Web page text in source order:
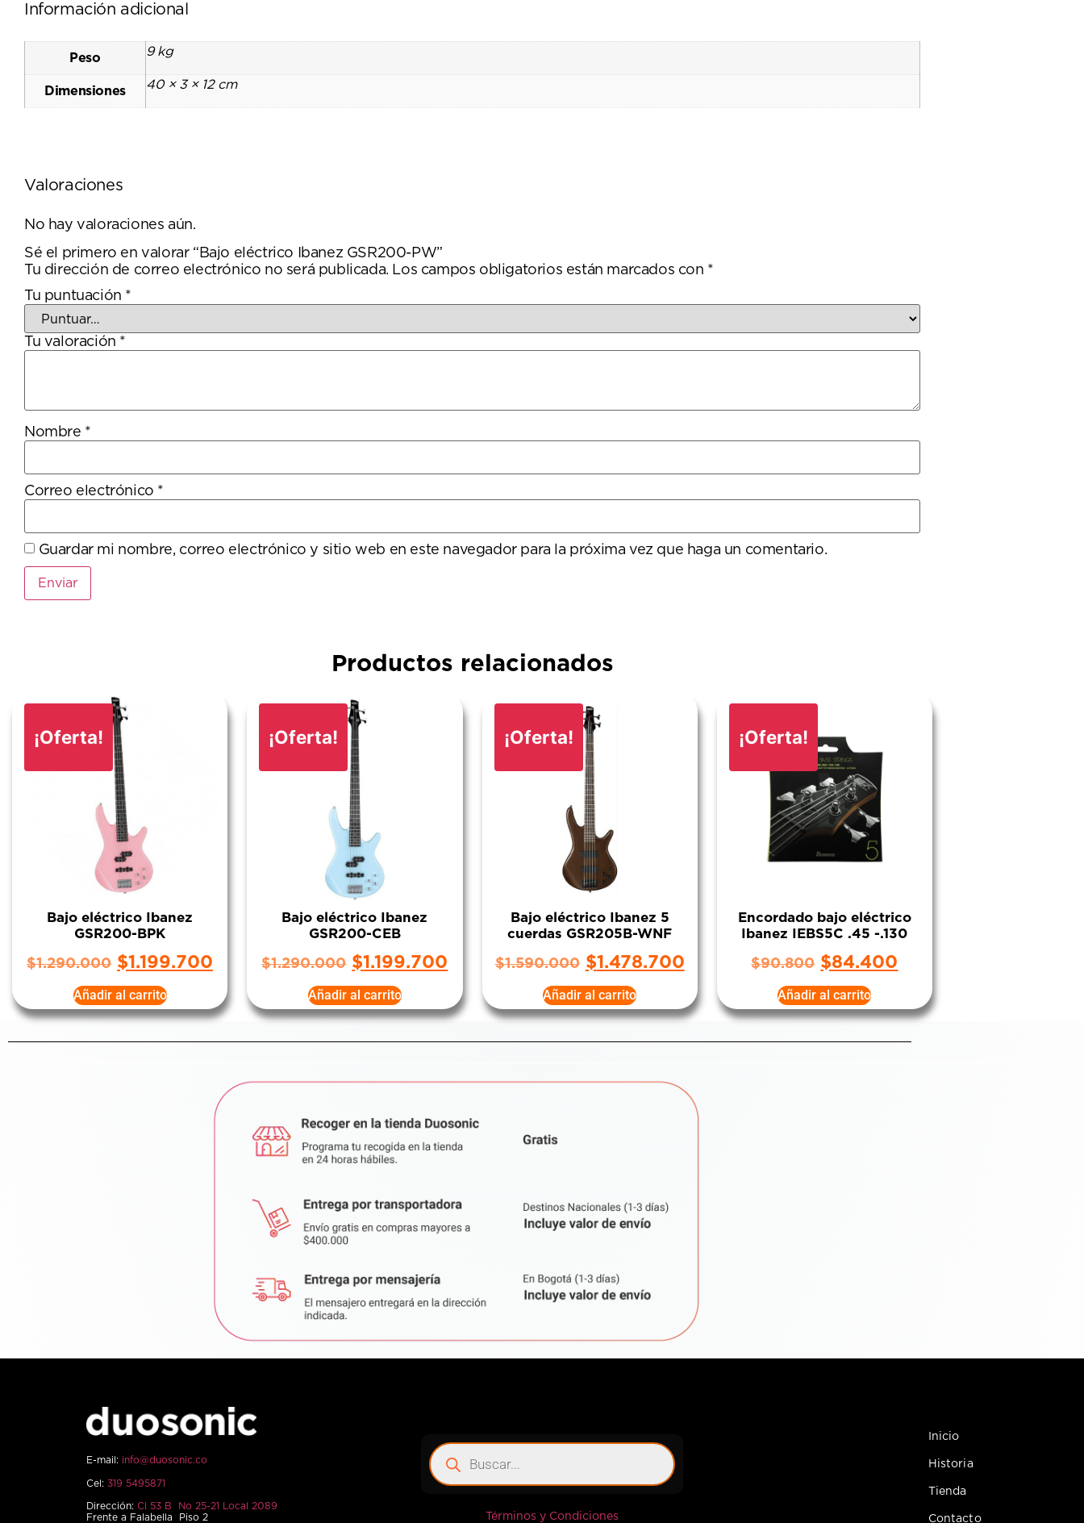
Información adicional
Peso 9 kg
Dimensiones 40 × 3 × 12 cm
Valoraciones
No hay valoraciones aún.
Sé el primero en valorar “Bajo eléctrico Ibanez GSR200-PW”
Tu dirección de correo electrónico no será publicada. Los campos obligatorios están marcados con *
Tu puntuación *
Tu valoración *
Nombre *
Correo electrónico *
Guardar mi nombre, correo electrónico y sitio web en este navegador para la próxima vez que haga un comentario.
Productos relacionados
¡Oferta!
Bajo eléctrico Ibanez
GSR200-BPK
$1.290.000 $1.199.700
Añadir al carrito
¡Oferta!
Bajo eléctrico Ibanez
GSR200-CEB
$1.290.000 $1.199.700
Añadir al carrito
¡Oferta!
Bajo eléctrico Ibanez 5
cuerdas GSR205B-WNF
$1.590.000 $1.478.700
Añadir al carrito
¡Oferta!
Encordado bajo eléctrico
Ibanez IEBS5C .45 -.130
$90.800 $84.400
Añadir al carrito
E-mail: info@duosonic.co
Cel: 319 5495871
Dirección: Cl 53 B No 25-21 Local 2089
Frente a Falabella Piso 2
Términos y Condiciones
Inicio
Historia
Tienda
Contacto